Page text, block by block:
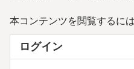
本コンテンツを閲覧するに
ログイン